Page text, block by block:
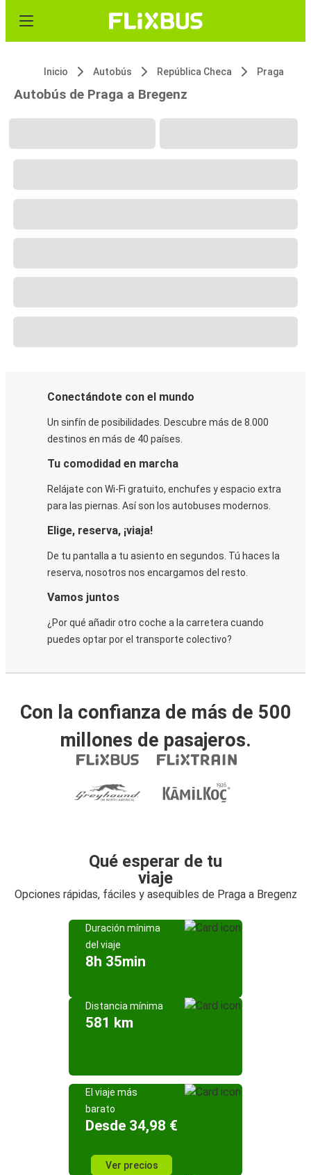
Inicio Autobús República Checa Praga
Autobús de Praga a Bregenz
Conectándote con el mundo
Un sinfín de posibilidades. Descubre más de 8.000
destinos en más de 40 países.
Tu comodidad en marcha
Relájate con Wi-Fi gratuito, enchufes y espacio extra
para las piernas. Así son los autobuses modernos.
Elige, reserva, ¡viaja!
De tu pantalla a tu asiento en segundos. Tú haces la
reserva, nosotros nos encargamos del resto.
Vamos juntos
¿Por qué añadir otro coche a la carretera cuando
puedes optar por el transporte colectivo?
Con la confianza de más de 500
millones de pasajeros.
Qué esperar de tu
viaje
Opciones rápidas, fáciles y asequibles de Praga a Bregenz
Duración mínima
del viaje
8h 35min
Distancia mínima
581 km
El viaje más
barato
Desde 34,98 €
Ver precios